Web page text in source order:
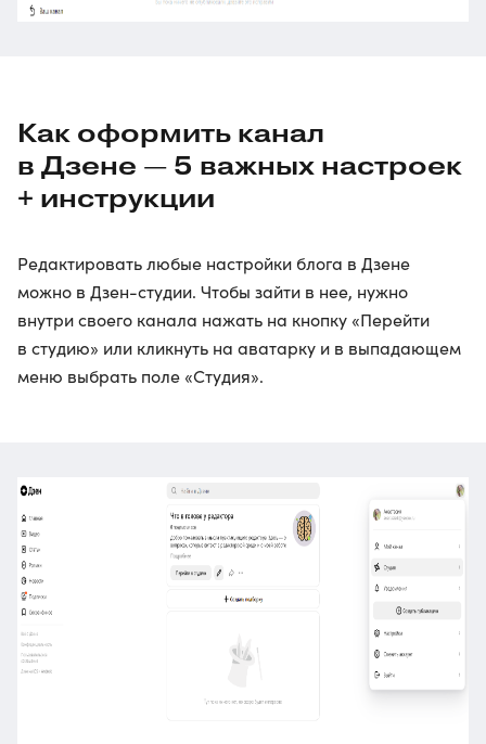
Как оформить канал
в Дзене — 5 важных настроек
+ инструкции
Редактировать любые настройки блога в Дзене
можно в Дзен-студии. Чтобы зайти в нее, нужно
внутри своего канала нажать на кнопку «Перейти
в студию» или кликнуть на аватарку и в выпадающем
меню выбрать поле «Студия».